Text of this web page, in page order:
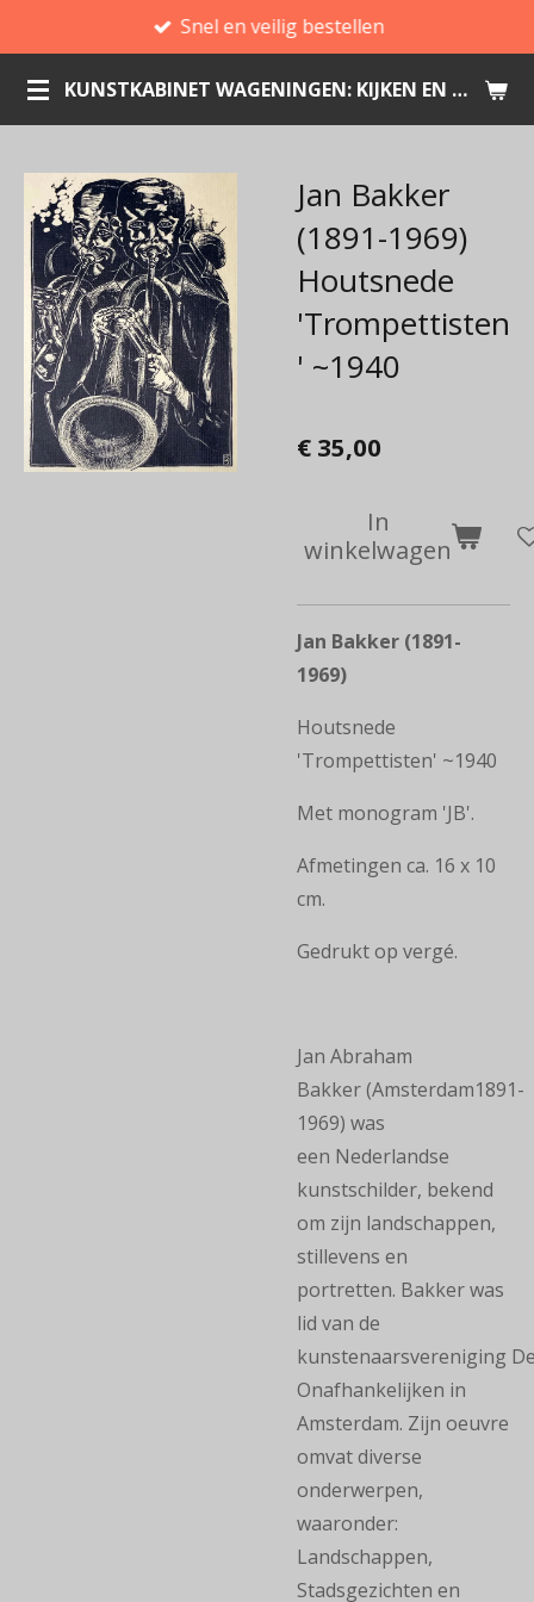
direct
naar
de
KUNSTKABINET WAGENINGEN: KIJKEN EN KOPEN
Snel en veilig bestellen
Jan Bakker
(1891-1969)
Houtsnede
'Trompettisten
' ~1940
€ 35,00
In
winkelwagen
Jan Bakker (1891-
1969)
Houtsnede
'Trompettisten' ~1940
Met monogram 'JB'.
Afmetingen ca. 16 x 10
cm.
Gedrukt op vergé.
Jan Abraham
Bakker (Amsterdam1891-
1969) was
een Nederlandse
kunstschilder, bekend
om zijn landschappen,
stillevens en
portretten. Bakker was
lid van de
kunstenaarsvereniging
Onafhankelijken in
Amsterdam. Zijn oeuvre
omvat diverse
onderwerpen,
waaronder:
Landschappen,
Stadsgezichten en